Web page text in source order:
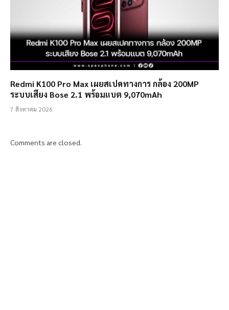
Redmi K100 Pro Max เผยสเปคทางการ กล้อง 200MP
ระบบเสียง Bose 2.1 พร้อมแบต 9,070mAh
7 สิงหาคม 2026
Comments are closed.